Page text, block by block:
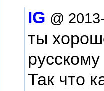
IG @
ты
Так что